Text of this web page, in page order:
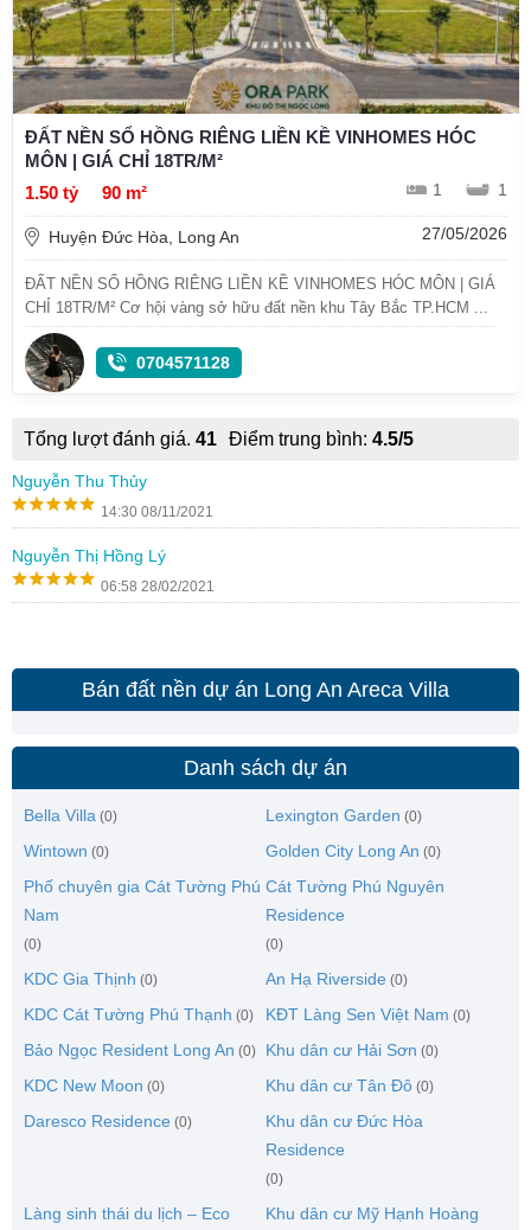
ĐẤT NỀN SỔ HỒNG RIÊNG LIỀN KỀ VINHOMES HÓC
MÔN | GIÁ CHỈ 18TR/M²
1.50 tỷ
90 m² 1 1
Huyện Đức Hòa, Long An 27/05/2026
ĐẤT NỀN SỔ HỒNG RIÊNG LIỀN KỀ VINHOMES HÓC MÔN | GIÁ
CHỈ 18TR/M² Cơ hội vàng sở hữu đất nền khu Tây Bắc TP.HCM ...
0704571128
Tổng lượt đánh giá. 41 Điểm trung bình: 4.5/5
Nguyễn Thu Thủy
14:30 08/11/2021
Nguyễn Thị Hồng Lý
06:58 28/02/2021
Bán đất nền dự án Long An Areca Villa
Danh sách dự án
Bella Villa (0) Lexington Garden (0)
Wintown (0) Golden City Long An (0)
Phố chuyên gia Cát Tường Phú
Nam
(0)
Cát Tường Phú Nguyên
Residence
(0)
KDC Gia Thịnh (0) An Hạ Riverside (0)
KDC Cát Tường Phú Thạnh (0) KĐT Làng Sen Việt Nam (0)
Bảo Ngọc Resident Long An (0) Khu dân cư Hải Sơn (0)
KDC New Moon (0) Khu dân cư Tân Đô (0)
Daresco Residence (0)
Khu dân cư Đức Hòa
Residence
(0)
Làng sinh thái du lịch – Eco
Khu dân cư Mỹ Hạnh Hoàng